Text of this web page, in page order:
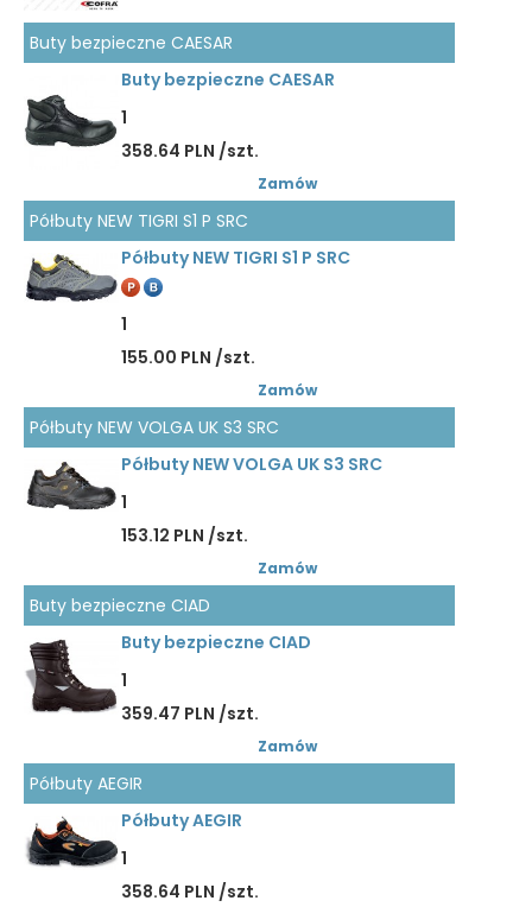
Buty bezpieczne CAESAR
Buty bezpieczne CAESAR
1
358.64 PLN /szt.
Zamów
Półbuty NEW TIGRI S1 P SRC
Półbuty NEW TIGRI S1 P SRC
1
155.00 PLN /szt.
Zamów
Półbuty NEW VOLGA UK S3 SRC
Półbuty NEW VOLGA UK S3 SRC
1
153.12 PLN /szt.
Zamów
Buty bezpieczne CIAD
Buty bezpieczne CIAD
1
359.47 PLN /szt.
Zamów
Półbuty AEGIR
Półbuty AEGIR
1
358.64 PLN /szt.